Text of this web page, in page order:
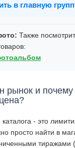
в главную
Также
рынок и
- это
просто найти в
тиражами